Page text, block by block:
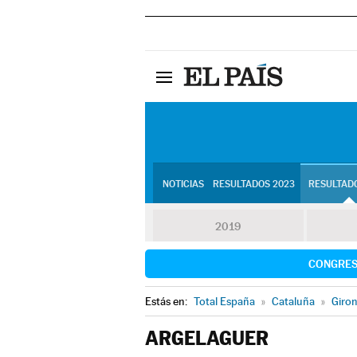
NOTICIAS RESULTADOS 2023
2019
Estás en: Total España » Cataluña »
ARGELAGUER